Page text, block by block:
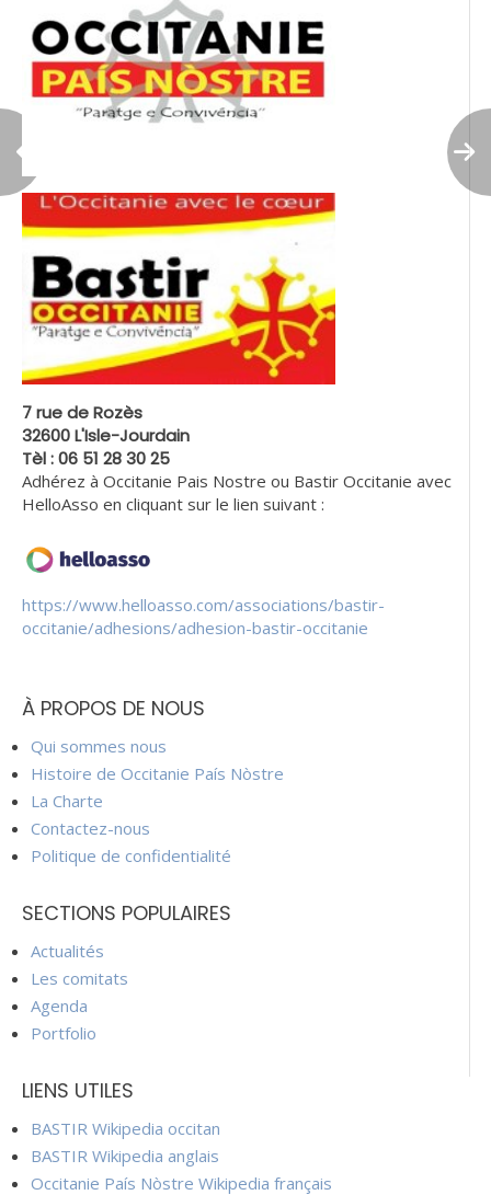
7 rue de Rozès
32600 L'Isle-Jourdain
Tèl : 06 51 28 30 25
Adhérez à Occitanie Pais Nostre ou Bastir Occitanie avec
HelloAsso en cliquant sur le lien suivant :
https://www.helloasso.com/associations/bastir-
occitanie/adhesions/adhesion-bastir-occitanie
À PROPOS DE NOUS
Qui sommes nous
Histoire de Occitanie País Nòstre
La Charte
Contactez-nous
Politique de confidentialité
SECTIONS POPULAIRES
Actualités
Les comitats
Agenda
Portfolio
LIENS UTILES
BASTIR Wikipedia occitan
BASTIR Wikipedia anglais
Occitanie País Nòstre Wikipedia français